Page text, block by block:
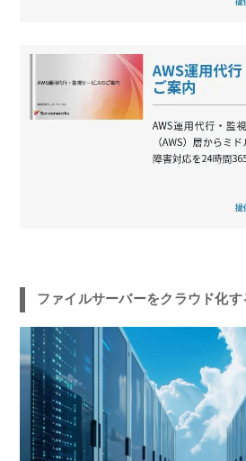
ファイルサーバーをクラウド化す